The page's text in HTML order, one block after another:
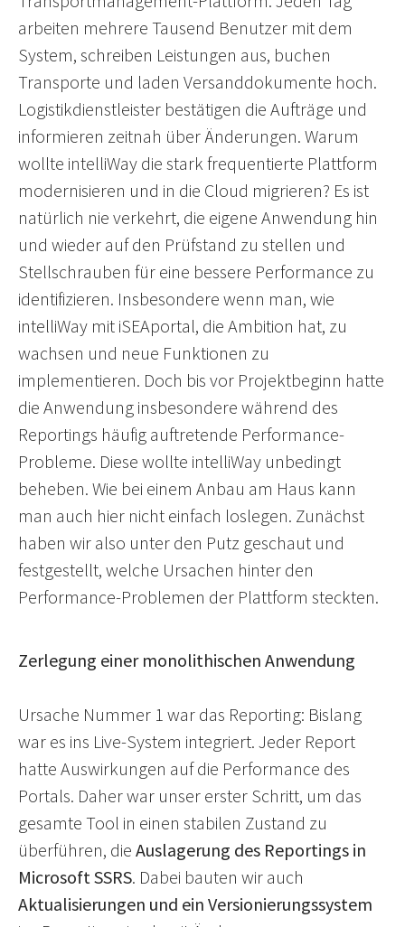
arbeiten mehrere Tausend Benutzer mit dem
System, schreiben Leistungen aus, buchen
Transporte und laden Versanddokumente hoch.
Logistikdienstleister bestätigen die Aufträge und
informieren zeitnah über Änderungen. Warum
wollte intelliWay die stark frequentierte Plattform
modernisieren und in die Cloud migrieren? Es ist
natürlich nie verkehrt, die eigene Anwendung hin
und wieder auf den Prüfstand zu stellen und
Stellschrauben für eine bessere Performance zu
identifizieren. Insbesondere wenn man, wie
intelliWay mit iSEAportal, die Ambition hat, zu
wachsen und neue Funktionen zu
implementieren. Doch bis vor Projektbeginn hatte
die Anwendung insbesondere während des
Reportings häufig auftretende Performance-
Probleme. Diese wollte intelliWay unbedingt
beheben. Wie bei einem Anbau am Haus kann
man auch hier nicht einfach loslegen. Zunächst
haben wir also unter den Putz geschaut und
festgestellt, welche Ursachen hinter den
Performance-Problemen der Plattform steckten.
Zerlegung einer monolithischen Anwendung
Ursache Nummer 1 war das Reporting: Bislang
war es ins Live-System integriert. Jeder Report
hatte Auswirkungen auf die Performance des
Portals. Daher war unser erster Schritt, um das
gesamte Tool in einen stabilen Zustand zu
überführen, die Auslagerung des Reportings in
Microsoft SSRS. Dabei bauten wir auch
Aktualisierungen und ein Versionierungssystem